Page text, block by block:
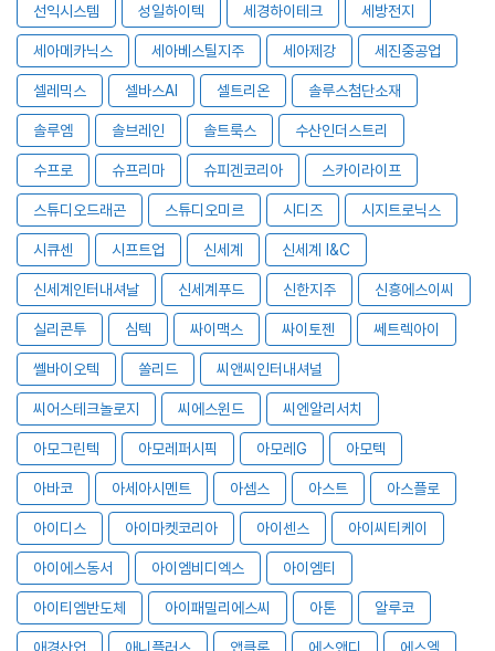
선익시스템 성일하이텍 세경하이테크 세방전지
세아메카닉스 세아베스틸지주 세아제강 세진중공업
셀레믹스 셀바스AI 셀트리온 솔루스첨단소재
솔루엠 솔브레인 솔트룩스 수산인더스트리
수프로 슈프리마 슈피겐코리아 스카이라이프
스튜디오드래곤 스튜디오미르 시디즈 시지트로닉스
시큐센 시프트업 신세계 신세계 I&C
신세계인터내셔날 신세계푸드 신한지주 신흥에스이씨
실리콘투 심텍 싸이맥스 싸이토젠 쎄트렉아이
쎌바이오텍 쏠리드 씨앤씨인터내셔널
씨어스테크놀로지 씨에스윈드 씨엔알리서치
아모그린텍 아모레퍼시픽 아모레G 아모텍
아바코 아세아시멘트 아셈스 아스트 아스플로
아이디스 아이마켓코리아 아이센스 아이씨티케이
아이에스동서 아이엠비디엑스 아이엠티
아이티엠반도체 아이패밀리에스씨 아톤 알루코
애경산업 애니플러스 앱클론 에스앤디 에스엘